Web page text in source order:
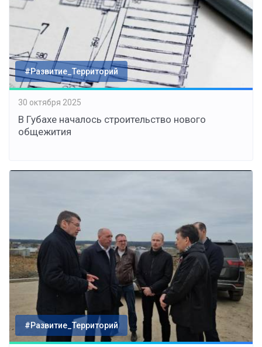
#Развитие_Территорий
30 октября 2025
В Губахе началось строительство нового
общежития
#Развитие_Территорий